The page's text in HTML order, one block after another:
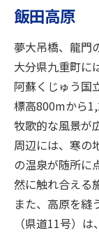
飯田高原
夢大吊橋、龍門
大分県九重町に
阿蘇くじゅう国
標高800mから
牧歌的な風景が
周辺には、寒の
の温泉が随所に
然に触れ合える
また、高原を縫
（県道11号）